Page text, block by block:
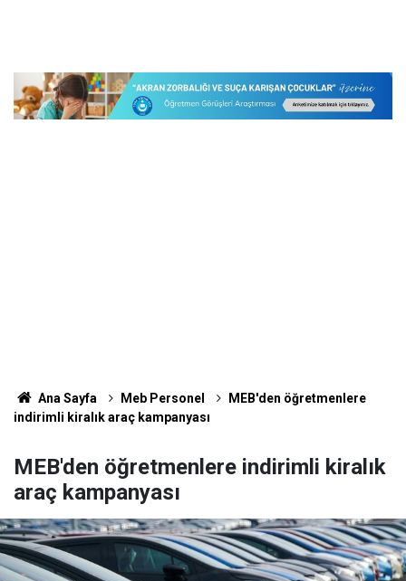
Ana Sayfa Meb Personel
MEB'den öğretmenlere
indirimli kiralık araç kampanyası
MEB'den öğretmenlere indirimli kiralık
araç kampanyası